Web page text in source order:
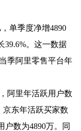
单季度净增4890
39.6%。这一数据
季阿里零售平台年
阿里年活跃用户数
京东年活跃买家数
户数为4890万。同